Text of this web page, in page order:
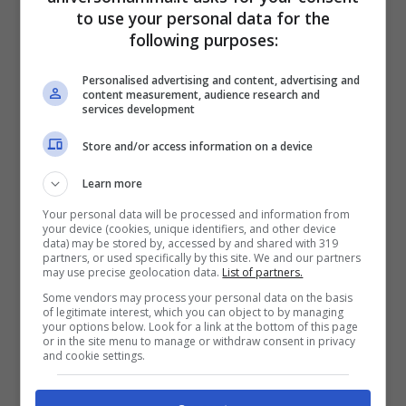
biologica che non potevo abortire uno dei
fisico non potevo farlo a 13 settimane. Io
penso che così ucciderei il mio bimbo”
spiegato la donna.
Torres si è anche offerta di adottare la
bimba ma la coppia non vuole sentire
ragioni. In America, una donna ha il diritto
legale di fare le sue scelte, ma tutto si fa
confuso quando si parla di maternità
to use your personal data for the
following purposes:
Personalised advertising and content, advertising and
content measurement, audience research and
services development
Store and/or access information on a device
Learn more
Your personal data will be processed and information from
your device (cookies, unique identifiers, and other device
data) may be stored by, accessed by and shared with 319
partners, or used specifically by this site. We and our partners
may use precise geolocation data. List of partners.
Some vendors may process your personal data on the basis
of legitimate interest, which you can object to by managing
your options below. Look for a link at the bottom of this page
or in the site menu to manage or withdraw consent in privacy
and cookie settings.